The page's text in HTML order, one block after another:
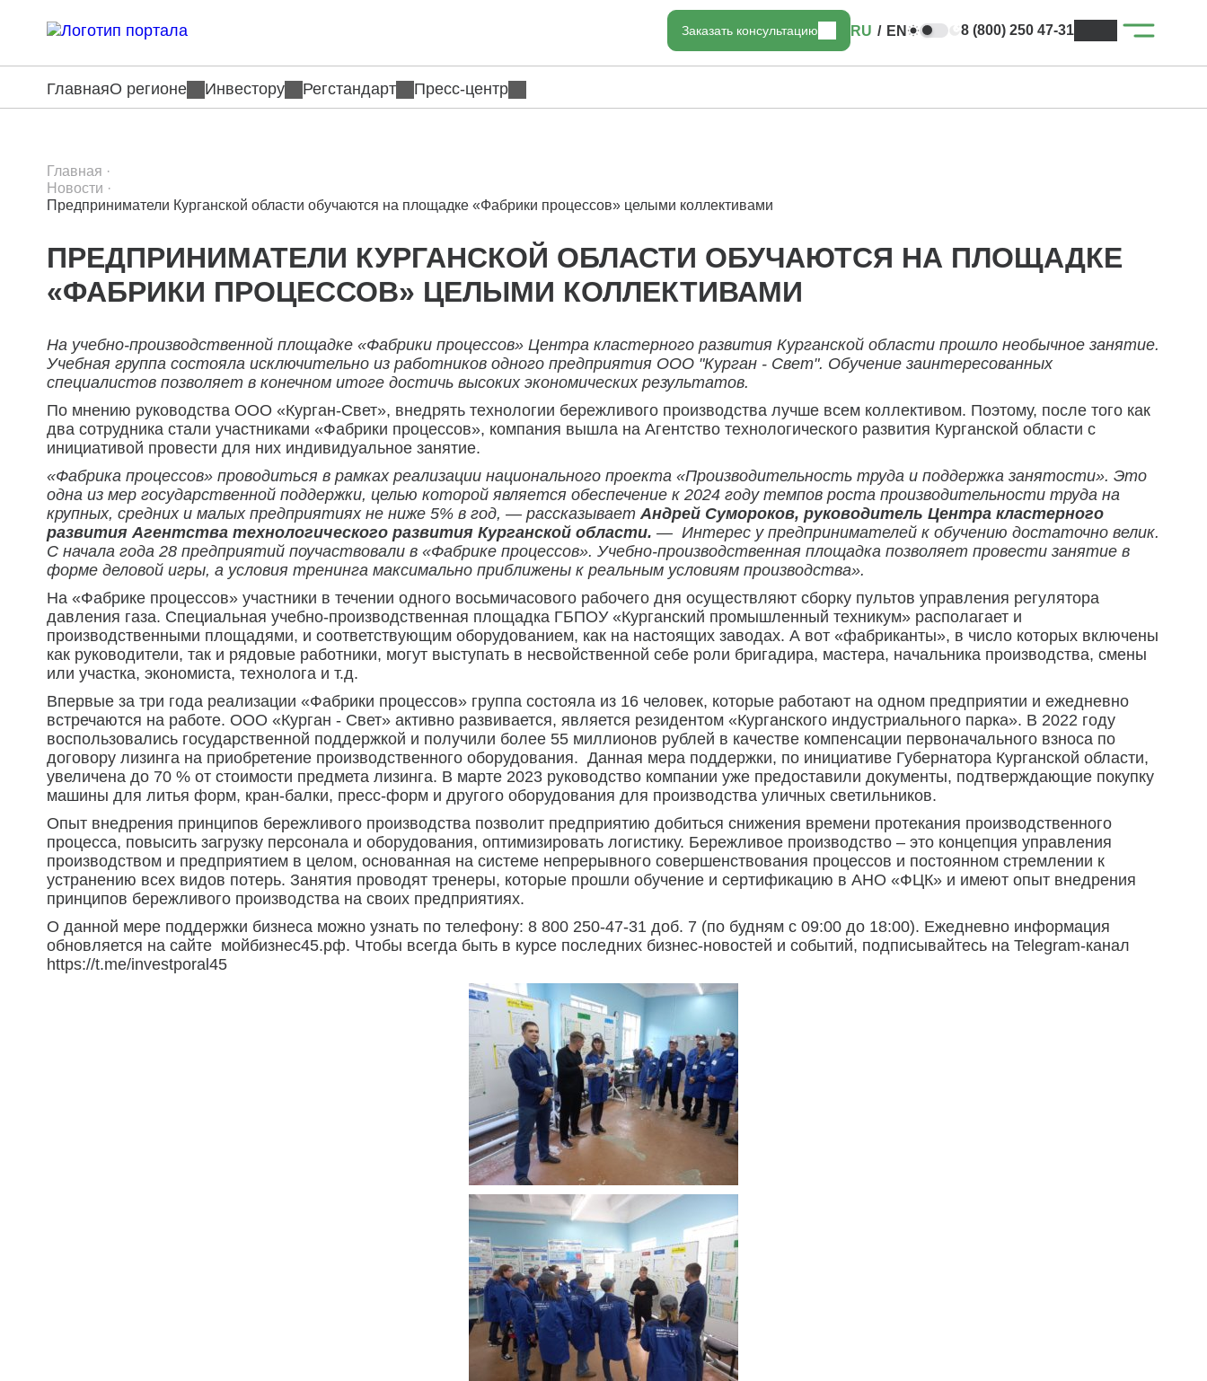
Заказать консультацию RU / EN 8 (800) 250 47-31
ГлавнаяО регионе Инвестору Регстандарт Пресс-центр
Главная ·
Новости ·
Предприниматели Курганской области обучаются на площадке «Фабрики процессов» целыми коллективами
ПРЕДПРИНИМАТЕЛИ КУРГАНСКОЙ ОБЛАСТИ ОБУЧАЮТСЯ НА ПЛОЩАДКЕ
«ФАБРИКИ ПРОЦЕССОВ» ЦЕЛЫМИ КОЛЛЕКТИВАМИ
На учебно-производственной площадке «Фабрики процессов» Центра кластерного развития Курганской области прошло необычное занятие.
Учебная группа состояла исключительно из работников одного предприятия ООО "Курган - Свет". Обучение заинтересованных
специалистов позволяет в конечном итоге достичь высоких экономических результатов.
По мнению руководства ООО «Курган-Свет», внедрять технологии бережливого производства лучше всем коллективом. Поэтому, после того как
два сотрудника стали участниками «Фабрики процессов», компания вышла на Агентство технологического развития Курганской области с
инициативой провести для них индивидуальное занятие.
«Фабрика процессов» проводиться в рамках реализации национального проекта «Производительность труда и поддержка занятости». Это
одна из мер государственной поддержки, целью которой является обеспечение к 2024 году темпов роста производительности труда на
крупных, средних и малых предприятиях не ниже 5% в год, — рассказываетАндрей Сумороков, руководитель Центра кластерного
развития Агентства технологического развития Курганской области. — Интерес у предпринимателей к обучению достаточно велик.
С начала года 28 предприятий поучаствовали в «Фабрике процессов». Учебно-производственная площадка позволяет провести занятие в
форме деловой игры, а условия тренинга максимально приближены к реальным условиям производства».
На «Фабрике процессов» участники в течении одного восьмичасового рабочего дня осуществляют сборку пультов управления регулятора
давления газа. Специальная учебно-производственная площадка ГБПОУ «Курганский промышленный техникум» располагает и
производственными площадями, и соответствующим оборудованием, как на настоящих заводах. А вот «фабриканты», в число которых включены
как руководители, так и рядовые работники, могут выступать в несвойственной себе роли бригадира, мастера, начальника производства, смены
или участка, экономиста, технолога и т.д.
Впервые за три года реализации «Фабрики процессов» группа состояла из 16 человек, которые работают на одном предприятии и ежедневно
встречаются на работе. ООО «Курган - Свет» активно развивается, является резидентом «Курганского индустриального парка». В 2022 году
воспользовались государственной поддержкой и получили более 55 миллионов рублей в качестве компенсации первоначального взноса по
договору лизинга на приобретение производственного оборудования. Данная мера поддержки, по инициативе Губернатора Курганской области,
увеличена до 70 % от стоимости предмета лизинга. В марте 2023 руководство компании уже предоставили документы, подтверждающие покупку
машины для литья форм, кран-балки, пресс-форм и другого оборудования для производства уличных светильников.
Опыт внедрения принципов бережливого производства позволит предприятию добиться снижения времени протекания производственного
процесса, повысить загрузку персонала и оборудования, оптимизировать логистику. Бережливое производство – это концепция управления
производством и предприятием в целом, основанная на системе непрерывного совершенствования процессов и постоянном стремлении к
устранению всех видов потерь. Занятия проводят тренеры, которые прошли обучение и сертификацию в АНО «ФЦК» и имеют опыт внедрения
принципов бережливого производства на своих предприятиях.
О данной мере поддержки бизнеса можно узнать по телефону: 8 800 250-47-31 доб. 7 (по будням с 09:00 до 18:00). Ежедневно информация
обновляется на сайте мойбизнес45.рф. Чтобы всегда быть в курсе последних бизнес-новостей и событий, подписывайтесь на Telegram-канал
https://t.me/investporal45